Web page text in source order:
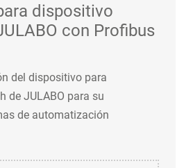
dispositivo
con Profibus
del dispositivo para
de JULABO para su
de automatización